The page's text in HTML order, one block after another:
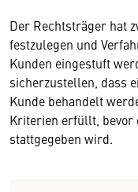
Der Rechtsträger hat
festzulegen und
Kunden eingestuft
sicherzustellen, dass
Kunde behandelt
Kriterien erfüllt, bevor
stattgegeben wird.